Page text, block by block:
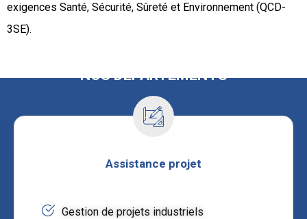
exigences Santé, Sécurité, Sûreté et Environnement (QCD-
3SE).
NOS DÉPARTEMENTS
Assistance projet
Gestion de projets industriels